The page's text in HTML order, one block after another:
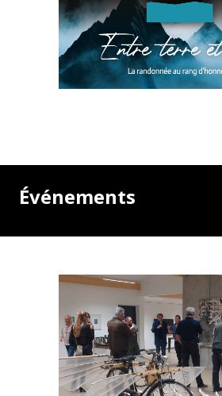
Événements